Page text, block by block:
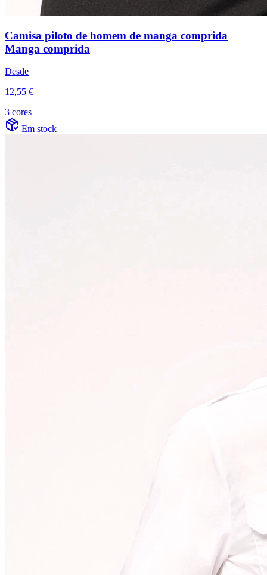
Camisa piloto de homem de manga comprida
Manga comprida
Desde
12,55 €
3 cores
Em stock